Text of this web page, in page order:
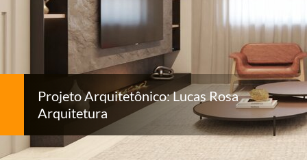
Projeto Arquitetônico: Lucas Rosa
Arquitetura